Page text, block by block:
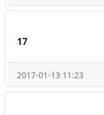
17
2017-01-13 11:23